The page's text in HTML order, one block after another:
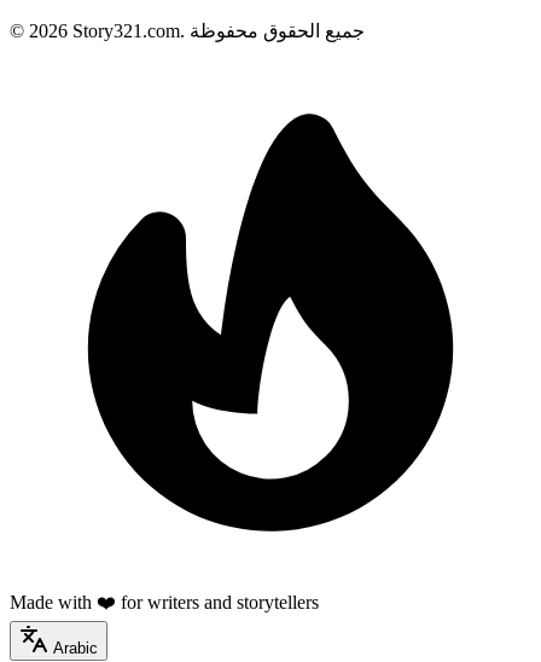
© 2026 Story321.com. جميع الحقوق محفوظة
Made with ❤️ for writers and storytellers
Arabic